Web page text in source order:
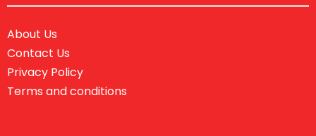
About Us
Contact Us
Privacy Policy
Terms and conditions